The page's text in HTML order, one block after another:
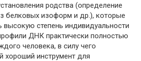
родства (определение
белковых изоформ и др.), которые
высокую степень индивидуальности
ДНК практически полностью
человека, в силу чего
хороший инструмент для